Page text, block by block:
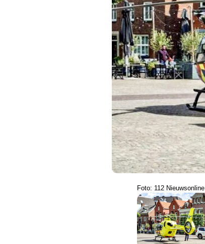
Foto: 112 Nieuwsonline